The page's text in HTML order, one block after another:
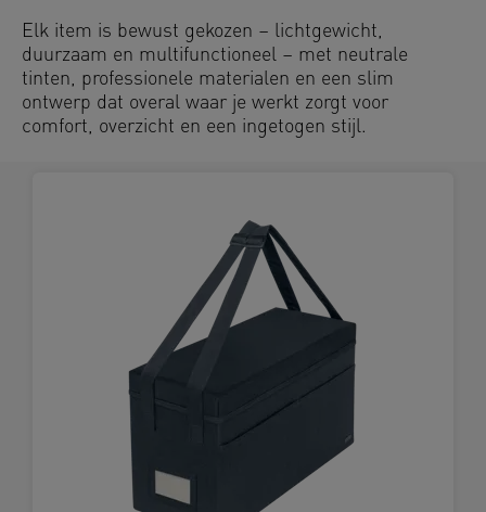
Elk item is bewust gekozen – lichtgewicht,
duurzaam en multifunctioneel – met neutrale
tinten, professionele materialen en een slim
ontwerp dat overal waar je werkt zorgt voor
comfort, overzicht en een ingetogen stijl.